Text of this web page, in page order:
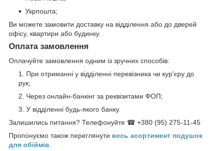
Укрпошта;
Ви можете замовити доставку на відділення або до дверей
офісу, квартири або будинку.
Оплата замовлення
Оплачуйте замовлення одним із зручних способів:
При отриманні у відділенні перевізника чи кур'єру до
рук;
Через онлайн-банкінг за реквізитами ФОП;
У відділенні будь-якого банку.
Залишились питання? Телефонуйте ☎ +380 (95) 275-11-45
Пропонуємо також переглянути весь асортимент подушок
для обіймів.